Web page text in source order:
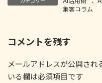
集客コラム
コメントを残す
メールアドレスが公開され
いる欄は必須項目です